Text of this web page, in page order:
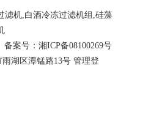
滤机,白酒冷冻过滤机组 ,硅藻
案号： 湘ICP备08100269号
湖区潭锰路13号 管理登